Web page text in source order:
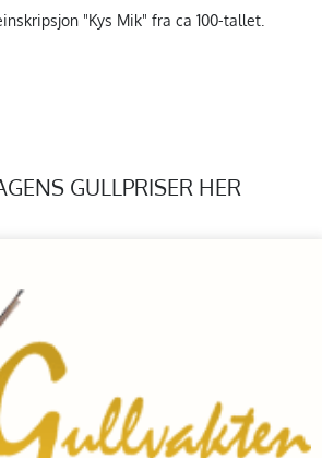
"Kys Mik" fra ca 100-tallet.
GULLPRISER HER